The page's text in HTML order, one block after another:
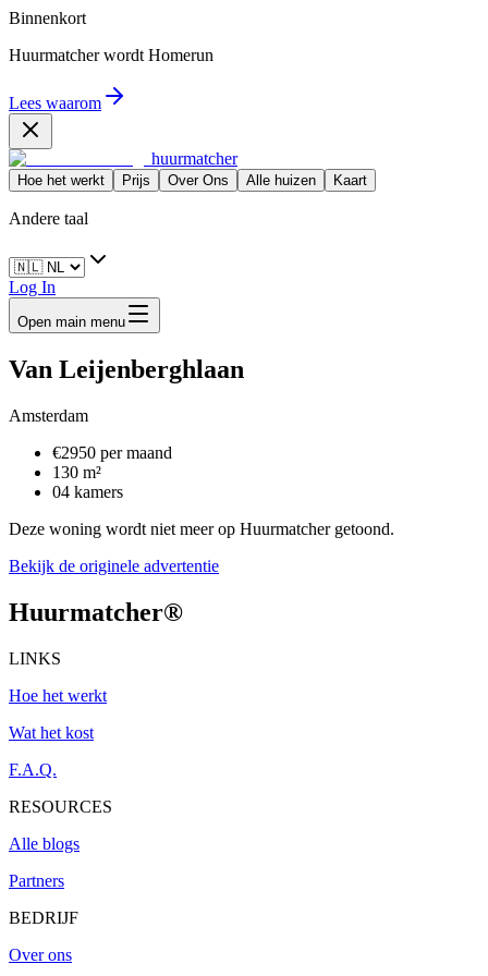
Binnenkort
Huurmatcher wordt Homerun
Lees waarom
huurmatcher
Hoe het werkt Prijs Over Ons Alle huizen Kaart
Andere taal
Log In
Open main menu
Van Leijenberghlaan
Amsterdam
€2950 per maand
130 m²
04 kamers
Deze woning wordt niet meer op Huurmatcher getoond.
Bekijk de originele advertentie
Huurmatcher®
LINKS
Hoe het werkt
Wat het kost
F.A.Q.
RESOURCES
Alle blogs
Partners
BEDRIJF
Over ons